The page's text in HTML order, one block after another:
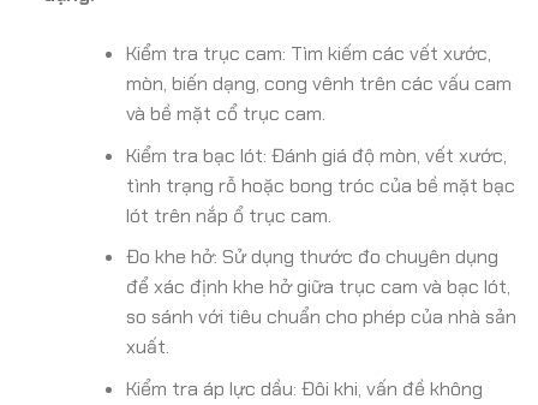
Kiểm tra trục cam: Tìm kiếm các vết xước,
mòn, biến dạng, cong vênh trên các vấu cam
và bề mặt cổ trục cam.
Kiểm tra bạc lót: Đánh giá độ mòn, vết xước,
tình trạng rỗ hoặc bong tróc của bề mặt bạc
lót trên nắp ổ trục cam.
Đo khe hở: Sử dụng thước đo chuyên dụng
để xác định khe hở giữa trục cam và bạc lót,
so sánh với tiêu chuẩn cho phép của nhà sản
xuất.
Kiểm tra áp lực dầu: Đôi khi, vấn đề không